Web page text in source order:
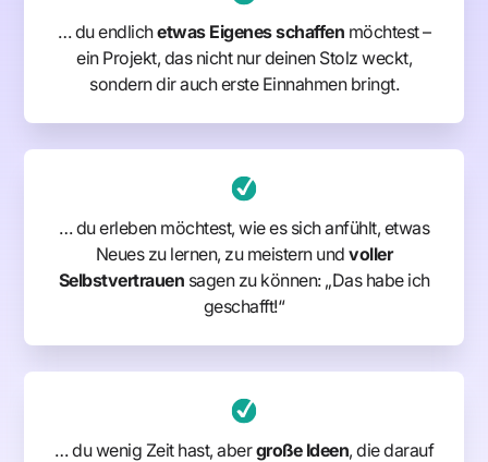
… du endlichetwas Eigenes schaffen möchtest –
ein Projekt, das nicht nur deinen Stolz weckt,
sondern dir auch erste Einnahmen bringt.
… du erleben möchtest, wie es sich anfühlt, etwas
Neues zu lernen, zu meistern undvoller
Selbstvertrauen sagen zu können: „Das habe ich
geschafft!“
… du wenig Zeit hast, abergroße Ideen, die darauf